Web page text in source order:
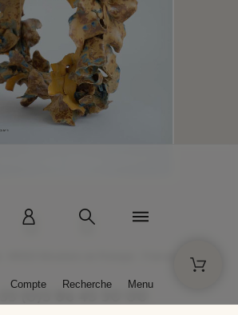
+33 (0)3 86 45 50 00
Compte Recherche Menu